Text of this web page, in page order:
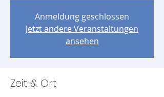
Anmeldung geschlossen
Jetzt andere Veranstaltungen
ansehen
Zeit & Ort